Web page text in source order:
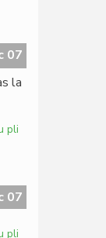
Csiszár
07
la
pli
brusela
packonferenco
07
pli